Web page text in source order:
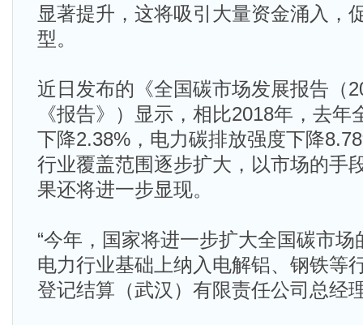
显著提升，这将吸引大量资金涌入，
型。
近日发布的《全国碳市场发展报告（
《报告》）显示，相比2018年，去
下降2.38%，电力碳排放强度下降
行业覆盖范围逐步扩大，以市场的手
果还将进一步显现。
“今年，国家将进一步扩大全国碳市
电力行业基础上纳入电解铝、钢铁等
登记结算（武汉）有限责任公司总经